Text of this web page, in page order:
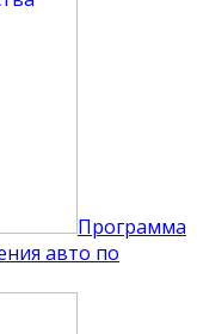
Программа
авто по